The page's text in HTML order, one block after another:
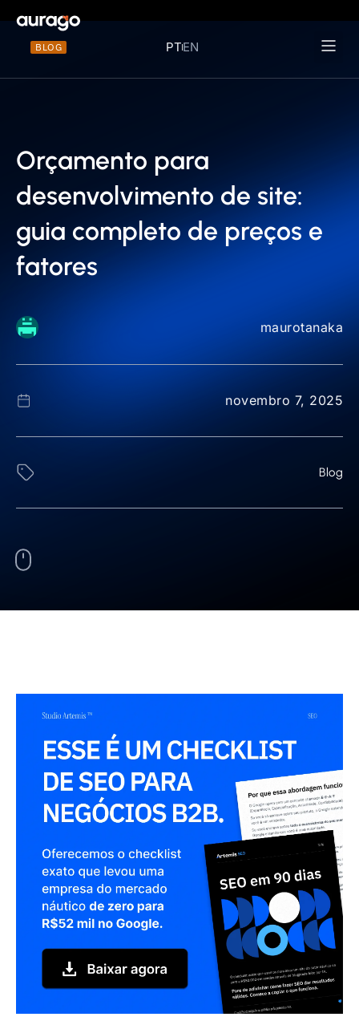
BLOG PTEN
Orçamento para
desenvolvimento de site:
guia completo de preços e
fatores
maurotanaka
novembro 7, 2025
Blog